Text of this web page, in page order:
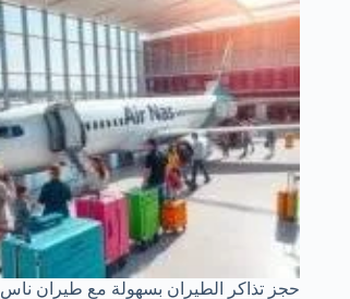
حجز تذاكر الطيران بسهولة مع طيران ناس